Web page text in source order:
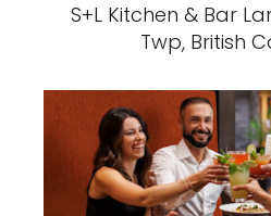
S+L Kitchen & Bar
Twp, British